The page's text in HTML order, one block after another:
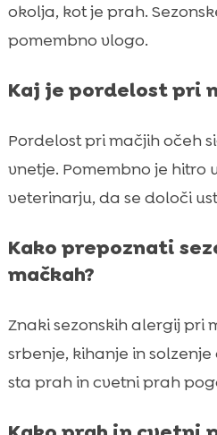
okolja, kot je prah.
pomembno vlogo.
Kaj je pordelost pri
Pordelost pri mačjih očeh
vnetje. Pomembno je hitro
veterinarju, da se določi
Kako prepoznati
mačkah?
Znaki sezonskih alergij pri
srbenje, kihanje in
sta prah in cvetni prah